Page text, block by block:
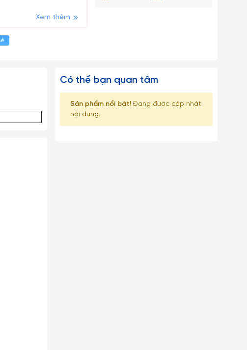
Xem thêm
Có thể bạn quan tâm
Sản phẩm nổi bật!Đang được cập nhật
nội dung.